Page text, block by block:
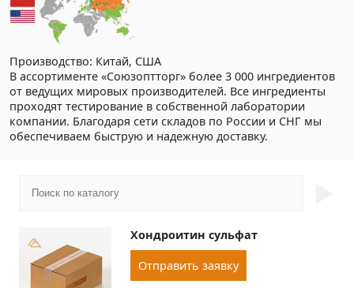
Производство: Китай, США
В ассортименте «Союзоптторг» более 3 000 ингредиентов
от ведущих мировых производителей. Все ингредиенты
проходят тестирование в собственной лаборатории
компании. Благодаря сети складов по России и СНГ мы
обеспечиваем быструю и надежную доставку.
Хондроитин сульфат
Отправить заявку